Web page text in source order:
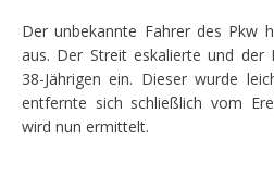
Der unbekannte Fahrer des Pkw
aus. Der Streit eskalierte und der
38-Jährigen ein. Dieser wurde
entfernte sich schließlich vom
wird nun ermittelt.